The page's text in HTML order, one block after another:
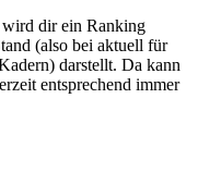
wird dir ein Ranking
(also bei aktuell für
darstellt. Da kann
entsprechend immer